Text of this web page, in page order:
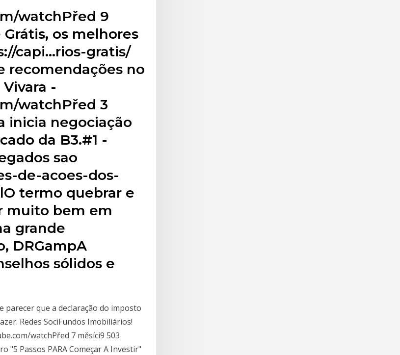
watchPřed 9
os melhores
capi…rios-gratis/
recomendações no
-
watchPřed 3
inicia negociação
da B3.#1 -
sao
de-acoes-dos-
termo quebrar e
muito bem em
grande
DRGampA
sólidos e
parecer que a declaração do imposto
Redes SociFundos Imobiliários!
watchPřed 7 měsíci9 503
"5 Passos PARA Começar A Investir"